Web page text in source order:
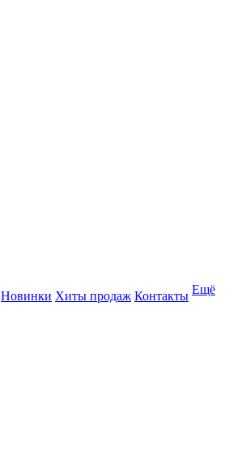
Новинки Хиты продаж Контакты Ещё